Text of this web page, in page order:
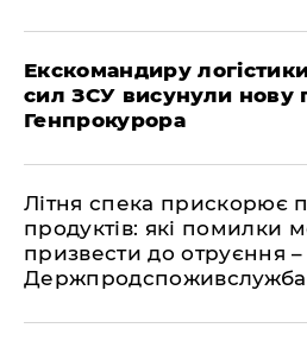
Екскомандиру
сил ЗСУ висунули нову
Генпрокурора
Літня спека прискорює
продуктів: які помилки
призвести до отруєння –
Держпродспоживслужба